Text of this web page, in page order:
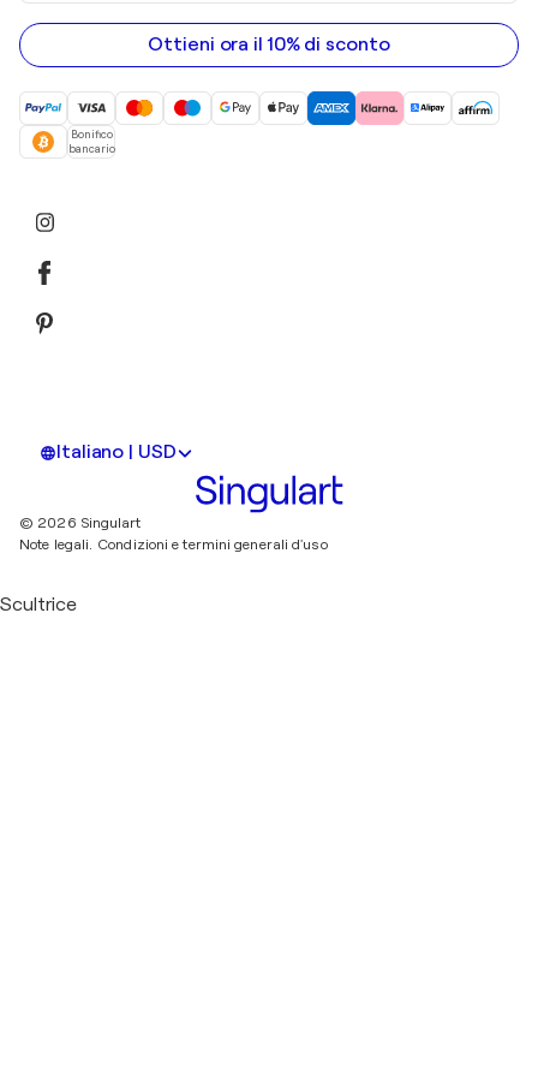
indirizzo
email
Ottieni ora il 10% di sconto
Bonifico
bancario
Italiano | USD
© 2026 Singulart
Note legali. Condizioni e termini generali d'uso
Scultrice